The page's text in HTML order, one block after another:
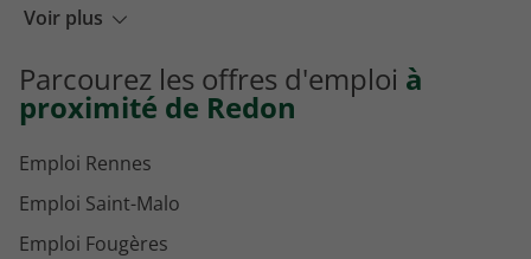
Voir plus
Emploi Cuisinier Redon
Emploi Technicien de maintenance industrielle Redon
Parcourez les offres d'emploi à
proximité de Redon
Emploi Rennes
Emploi Saint-Malo
Emploi Fougères